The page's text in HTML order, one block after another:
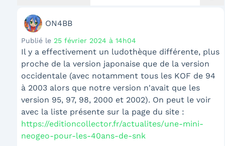
ON4BB
Publié le 25 février 2024 à 14h04
Il y a effectivement un ludothèque différente, plus
proche de la version japonaise que de la version
occidentale (avec notamment tous les KOF de 94
à 2003 alors que notre version n'avait que les
version 95, 97, 98, 2000 et 2002). On peut le voir
avec la liste présente sur la page du site :
https://editioncollector.fr/actualites/une-mini-
neogeo-pour-les-40ans-de-snk